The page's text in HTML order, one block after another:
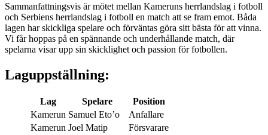
Sammanfattningsvis är mötet mellan Kameruns herrlandslag i fotboll
och Serbiens herrlandslag i fotboll en match att se fram emot. Båda
lagen har skickliga spelare och förväntas göra sitt bästa för att vinna.
Vi får hoppas på en spännande och underhållande match, där
spelarna visar upp sin skicklighet och passion för fotbollen.
Laguppställning:
Lag Spelare
Position
Kamerun Samuel Eto’o
Anfallare
Kamerun Joel Matip
Försvarare